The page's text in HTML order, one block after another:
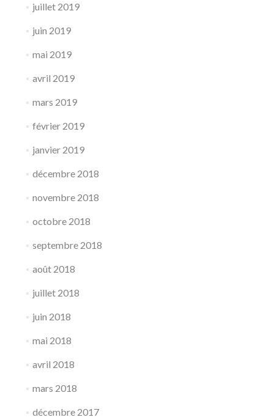
juillet 2019
juin 2019
mai 2019
avril 2019
mars 2019
février 2019
janvier 2019
décembre 2018
novembre 2018
octobre 2018
septembre 2018
août 2018
juillet 2018
juin 2018
mai 2018
avril 2018
mars 2018
décembre 2017